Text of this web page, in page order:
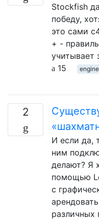
Stockfish
победу,
это сами
+ -
учитывает
15
2
И если да,
ним
делают? Я
помощью
с
различных